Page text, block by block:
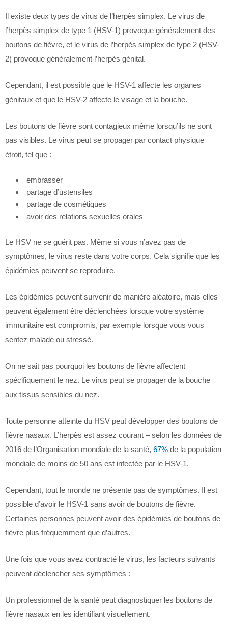
Il existe deux types de virus de l’herpès simplex. Le virus de
l’herpès simplex de type 1 (HSV-1) provoque généralement des
boutons de fièvre, et le virus de l’herpès simplex de type 2 (HSV-
2) provoque généralement l’herpès génital.
Cependant, il est possible que le HSV-1 affecte les organes
génitaux et que le HSV-2 affecte le visage et la bouche.
Les boutons de fièvre sont contagieux même lorsqu’ils ne sont
pas visibles. Le virus peut se propager par contact physique
étroit, tel que :
embrasser
partage d’ustensiles
partage de cosmétiques
avoir des relations sexuelles orales
Le HSV ne se guérit pas. Même si vous n’avez pas de
symptômes, le virus reste dans votre corps. Cela signifie que les
épidémies peuvent se reproduire.
Les épidémies peuvent survenir de manière aléatoire, mais elles
peuvent également être déclenchées lorsque votre système
immunitaire est compromis, par exemple lorsque vous vous
sentez malade ou stressé.
On ne sait pas pourquoi les boutons de fièvre affectent
spécifiquement le nez. Le virus peut se propager de la bouche
aux tissus sensibles du nez.
Toute personne atteinte du HSV peut développer des boutons de
fièvre nasaux. L’herpès est assez courant – selon les données de
2016 de l’Organisation mondiale de la santé, 67% de la population
mondiale de moins de 50 ans est infectée par le HSV-1.
Cependant, tout le monde ne présente pas de symptômes. Il est
possible d’avoir le HSV-1 sans avoir de boutons de fièvre.
Certaines personnes peuvent avoir des épidémies de boutons de
fièvre plus fréquemment que d’autres.
Une fois que vous avez contracté le virus, les facteurs suivants
peuvent déclencher ses symptômes :
Un professionnel de la santé peut diagnostiquer les boutons de
fièvre nasaux en les identifiant visuellement.